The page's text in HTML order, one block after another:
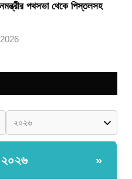
পথসভা থেকে পিস্তলসহ
»